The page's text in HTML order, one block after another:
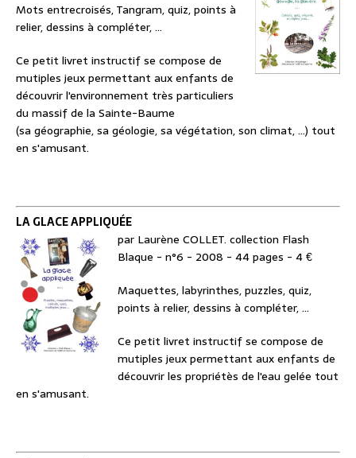
Mots entrecroisés, Tangram, quiz, points à
relier, dessins à compléter, ...
Ce petit livret instructif se compose de
mutiples jeux permettant aux enfants de
découvrir l'environnement très particuliers
du massif de la Sainte-Baume
(sa géographie, sa géologie, sa végétation, son climat, ...) tout
en s'amusant.
LA GLACE APPLIQUÉE
par Laurène COLLET. collection Flash
Blaque - n°6 - 2008 - 44 pages - 4 €
Maquettes, labyrinthes, puzzles, quiz,
points à relier, dessins à compléter, ...
Ce petit livret instructif se compose de
mutiples jeux permettant aux enfants de
découvrir les propriétès de l'eau gelée tout
en s'amusant.